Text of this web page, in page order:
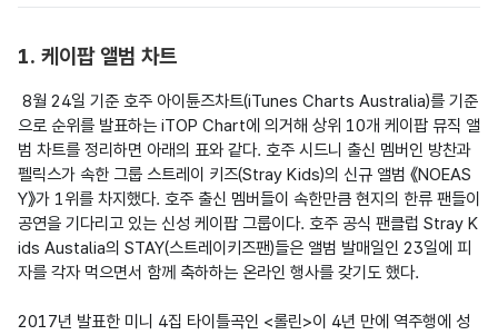
1. 케이팝 앨범 차트
으로 순위를 발표하는 iTOP Chart에 의거해 상위 10개 케이팝 뮤직 앨
범 차트를 정리하면 아래의 표와 같다. 호주 시드니 출신 멤버인 방찬과
펠릭스가 속한 그룹 스트레이 키즈(Stray Kids)의 신규 앨범 《NOEAS
Y》가 1위를 차지했다. 호주 출신 멤버들이 속한만큼 현지의 한류 팬들이
공연을 기다리고 있는 신성 케이팝 그룹이다. 호주 공식 팬클럽 Stray K
ids Austalia의 STAY(스트레이키즈팬)들은 앨범 발매일인 23일에 피
자를 각자 먹으면서 함께 축하하는 온라인 행사를 갖기도 했다.
2017년 발표한 미니 4집 타이틀곡인 <롤린>이 4년 만에 역주행에 성